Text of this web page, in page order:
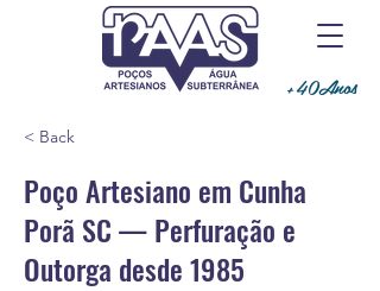
+40Anos
< Back
Poço Artesiano em Cunha
Porã SC — Perfuração e
Outorga desde 1985